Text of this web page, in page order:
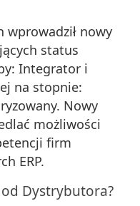
wprowadził nowy
status
Integrator i
na stopnie:
Nowy
możliwości
firm
ERP.
Dystrybutora?